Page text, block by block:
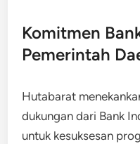
Komitmen
Pemerintah
Hutabarat
dukungan dari Bank
untuk kesuksesan